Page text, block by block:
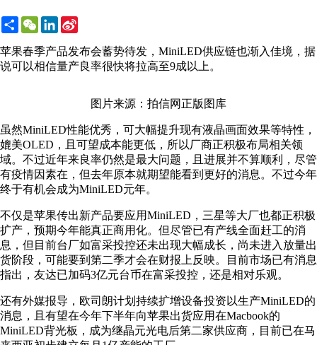
ShareWeChatLinkedIn
苹果春季产品发布会蓄势待发，MiniLED供应链也渐入佳境，据
说可以相信量产良率很快将拉高至9成以上。
图片来源：拍信网正版图库
虽然MiniLED性能优秀，可大幅提升现有液晶画面效果等特性，
媲美OLED，且可望成本能更低，所以厂商正积极布局相关领
域。不过近年来良率仍然是最大问题，且进展并不算顺利，尽管
有疫情因素在，但去年原本就期望能看到更好的消息。不过今年
终于有机会成为MiniLED元年。
不仅是苹果传出新产品要应用MiniLED，三星等大厂也都正积极
扩产，预期今年能真正商用化。但尽管已有产线全面赶工的消
息，但目前台厂如富采投控还未出现大幅成长，尚未进入放量出
货阶段，可能要到第二季才会在财报上反映。目前市场已有消息
指出，友达已加码3亿元台币在富采投控，还是相对乐观。
还有外媒报导，欧司朗计划持续扩增设备投资以生产MiniLED的
消息，且有望在今年下半年向苹果出货应用在Macbook的
MiniLED背光板，成为继晶元光电后第二家供应商，目前已在马